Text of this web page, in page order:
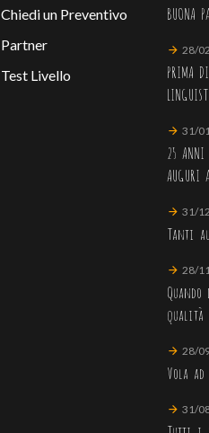
BUONA
28/
PRIMA
31/
25
31/
Tanti
28/
qualità
28/
Vola
31/
Chiedi un Preventivo
Partner
Test Livello